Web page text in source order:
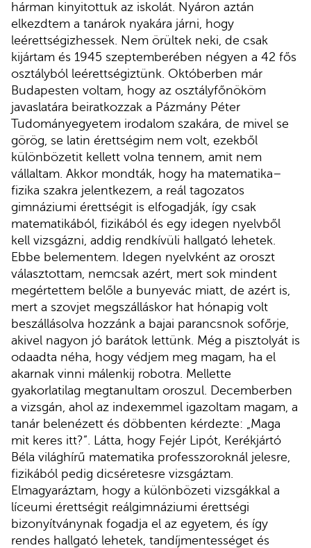
hárman kinyitottuk az iskolát. Nyáron aztán
elkezdtem a tanárok nyakára járni, hogy
leérettségizhessek. Nem örültek neki, de csak
kijártam és 1945 szeptemberében négyen a 42 fős
osztályból leérettségiztünk. Októberben már
Budapesten voltam, hogy az osztályfőnököm
javaslatára beiratkozzak a Pázmány Péter
Tudományegyetem irodalom szakára, de mivel se
görög, se latin érettségim nem volt, ezekből
különbözetit kellett volna tennem, amit nem
vállaltam. Akkor mondták, hogy ha matematika–
fizika szakra jelentkezem, a reál tagozatos
gimnáziumi érettségit is elfogadják, így csak
matematikából, fizikából és egy idegen nyelvből
kell vizsgázni, addig rendkívüli hallgató lehetek.
Ebbe belementem. Idegen nyelvként az oroszt
választottam, nemcsak azért, mert sok mindent
megértettem belőle a bunyevác miatt, de azért is,
mert a szovjet megszálláskor hat hónapig volt
beszállásolva hozzánk a bajai parancsnok sofőrje,
akivel nagyon jó barátok lettünk. Még a pisztolyát is
odaadta néha, hogy védjem meg magam, ha el
akarnak vinni málenkij robotra. Mellette
gyakorlatilag megtanultam oroszul. Decemberben
a vizsgán, ahol az indexemmel igazoltam magam, a
tanár belenézett és döbbenten kérdezte: „Maga
mit keres itt?”. Látta, hogy Fejér Lipót, Kerékjártó
Béla világhírű matematika professzoroknál jelesre,
fizikából pedig dicséretesre vizsgáztam.
Elmagyaráztam, hogy a különbözeti vizsgákkal a
líceumi érettségit reálgimnáziumi érettségi
bizonyítványnak fogadja el az egyetem, és így
rendes hallgató lehetek, tandíjmentességet és